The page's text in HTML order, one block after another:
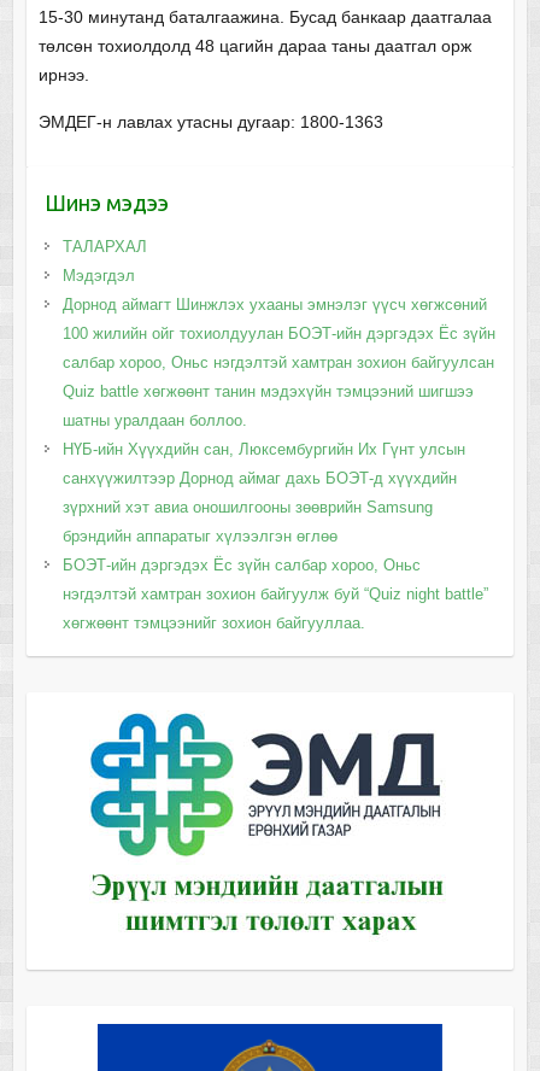
15-30 минутанд баталгаажина. Бусад банкаар даатгалаа
төлсөн тохиолдолд 48 цагийн дараа таны даатгал орж
ирнээ.
ЭМДЕГ-н лавлах утасны дугаар: 1800-1363
Шинэ мэдээ
ТАЛАРХАЛ
Мэдэгдэл
Дорнод аймагт Шинжлэх ухааны эмнэлэг үүсч хөгжсөний
100 жилийн ойг тохиолдуулан БОЭТ-ийн дэргэдэх Ёс зүйн
салбар хороо, Оньс нэгдэлтэй хамтран зохион байгуулсан
Quiz battle хөгжөөнт танин мэдэхүйн тэмцээний шигшээ
шатны уралдаан боллоо.
НҮБ-ийн Хүүхдийн сан, Люксембургийн Их Гүнт улсын
санхүүжилтээр Дорнод аймаг дахь БОЭТ-д хүүхдийн
зүрхний хэт авиа оношилгооны зөөврийн Samsung
брэндийн аппаратыг хүлээлгэн өглөө
БОЭТ-ийн дэргэдэх Ёс зүйн салбар хороо, Оньс
нэгдэлтэй хамтран зохион байгуулж буй “Quiz night battle”
хөгжөөнт тэмцээнийг зохион байгууллаа.